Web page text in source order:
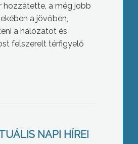
hozzátette, a még jobb
a jövőben,
a hálózatot és
felszerelt térfigyelő
NAPI HÍREI
egy évvel azelőtt